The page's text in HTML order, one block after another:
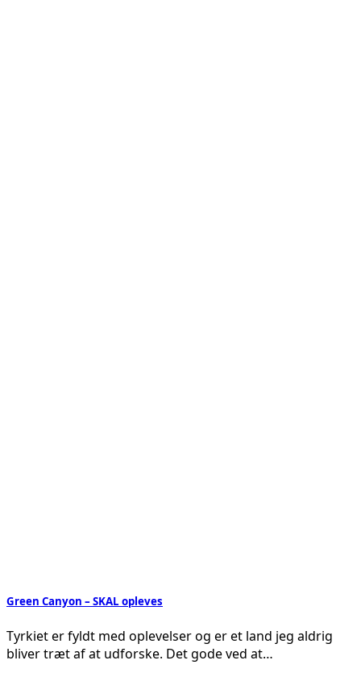
Green Canyon – SKAL opleves
Tyrkiet er fyldt med oplevelser og er et land jeg aldrig
bliver træt af at udforske. Det gode ved at…